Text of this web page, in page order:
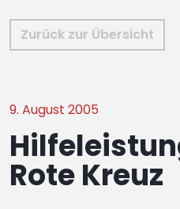
Zurück zur Übersicht
9. August 2005
Rote Kreuz